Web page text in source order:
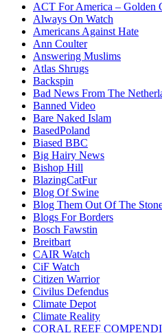
ACT For America – Golden
Always On Watch
Americans Against Hate
Ann Coulter
Answering Muslims
Atlas Shrugs
Backspin
Bad News From The
Banned Video
Bare Naked Islam
BasedPoland
Biased BBC
Big Hairy News
Bishop Hill
BlazingCatFur
Blog Of Swine
Blog Them Out Of The
Blogs For Borders
Bosch Fawstin
Breitbart
CAIR Watch
CiF Watch
Citizen Warrior
Civilus Defendus
Climate Depot
Climate Reality
CORAL REEF